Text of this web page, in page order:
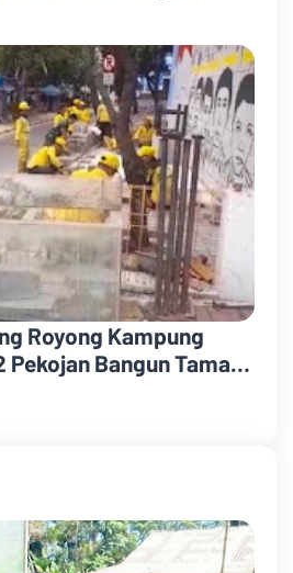
Royong Kampung
Pekojan Bangun Taman
dan ASN